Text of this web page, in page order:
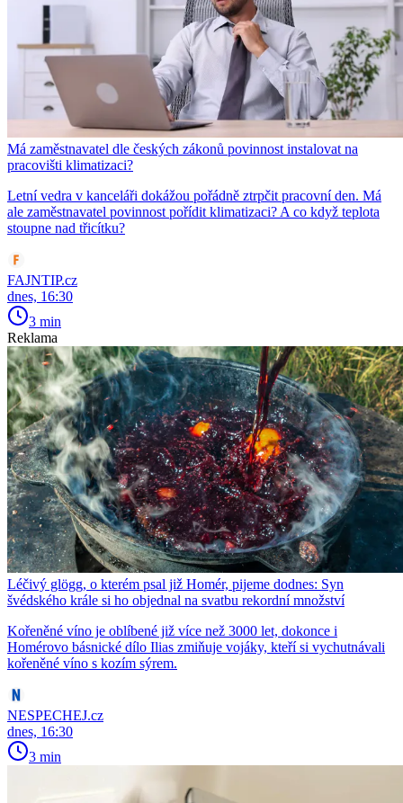
Má zaměstnavatel dle českých zákonů povinnost instalovat na
pracovišti klimatizaci?
Letní vedra v kanceláři dokážou pořádně ztrpčit pracovní den. Má
ale zaměstnavatel povinnost pořídit klimatizaci? A co když teplota
stoupne nad třicítku?
FAJNTIP.cz
dnes, 16:30
3 min
Reklama
Léčivý glögg, o kterém psal již Homér, pijeme dodnes: Syn
švédského krále si ho objednal na svatbu rekordní množství
Kořeněné víno je oblíbené již více než 3000 let, dokonce i
Homérovo básnické dílo Ilias zmiňuje vojáky, kteří si vychutnávali
kořeněné víno s kozím sýrem.
NESPECHEJ.cz
dnes, 16:30
3 min